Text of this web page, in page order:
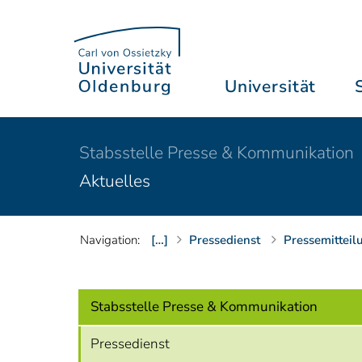
Universität
Stabsstelle Presse & Kommunikation
Aktuelles
Navigation: […] Pressedienst
Stabsstelle Presse & Kommunikation
Pressedienst